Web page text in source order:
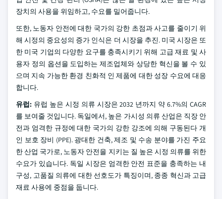
장치의 사용을 위임하고, 수요를 밀어줍니다.
또한, 노동자 안전에 대한 국가의 강한 초점과 사고를 줄이기 위
해 시정의 중요성의 증가 인식은 더 시장을 추진. 미국 시장은 또
한 미국 기업의 다양한 요구를 충족시키기 위해 고급 재료 및 사
용자 정의 옵션을 도입하는 제조업체와 상당한 혁신을 볼 수 있
으며 지속 가능한 환경 친화적 인 제품에 대한 성장 수요에 대응
합니다.
유럽: 유럽 높은 시정 의류 시장은 2032 년까지 약 6.7%의 CAGR
를 보여줄 것입니다. 독일에서, 높은 가시성 의류 산업은 직장 안
전과 엄격한 규정에 대한 국가의 강한 강조에 의해 구동된다 개
인 보호 장비 (PPE). 광대한 건축, 제조 및 수송 분야를 가진 주요
한 산업 국가로, 노동자 안전을 지키는 질 높은 시정 의류를 위한
수요가 있습니다. 독일 시장은 엄격한 안전 표준을 충족하는 내
구성, 고품질 의류에 대한 선호도가 특징이며, 종종 혁신과 고급
재료 사용에 중점을 둡니다.